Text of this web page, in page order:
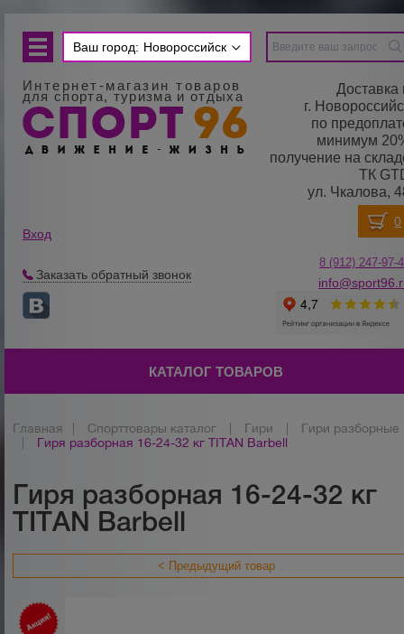
Ваш город: Новороссийск
Интернет-магазин товаров
для спорта, туризма и отдыха
Доставка
г.
по
минимум
получение на
ТК
ул. Чкалова,
Вход
Заказать обратный звонок
8 (912) 247-97-
КАТАЛОГ ТОВАРОВ
Главная Спорттовары каталог Гири
Гири разборные
Гиря разборная 16-24-32 кг TITAN Barbell
Гиря разборная 16-24-32 кг
TITAN Barbell
< Предыдущий товар